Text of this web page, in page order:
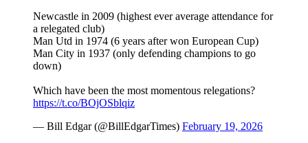
Newcastle in 2009 (highest ever average attendance for
a relegated club)
Man Utd in 1974 (6 years after won European Cup)
Man City in 1937 (only defending champions to go
down)
Which have been the most momentous relegations?
https://t.co/BOjOSblqiz
— Bill Edgar (@BillEdgarTimes) February 19, 2026